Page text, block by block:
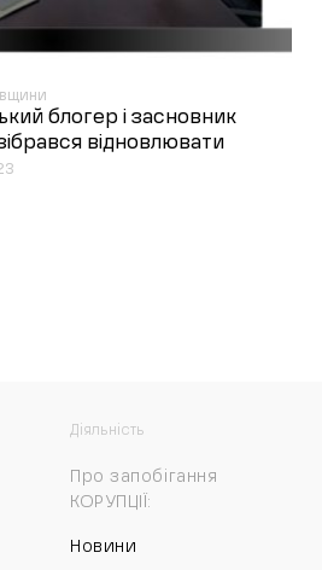
блогер і засновник
відновлювати
Діяльність
Про запобігання
КОРУПЦІЇ:
Новини